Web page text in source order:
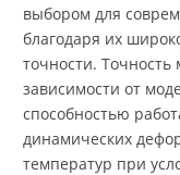
выбором для
благодаря их
точности. Точность
зависимости от
способностью
динамических
температур при